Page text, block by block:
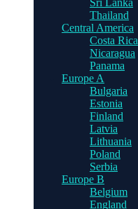
Sri Lanka
Thailand
Central America
Costa Rica
Nicaragua
Panama
Europe A
Bulgaria
Estonia
Finland
Latvia
Lithuania
Poland
Serbia
Europe B
Belgium
England